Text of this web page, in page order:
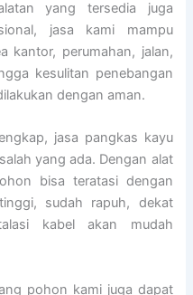
yang tersedia juga
jasa kami mampu
kantor, perumahan, jalan,
kesulitan penebangan
dengan aman.
jasa pangkas kayu
yang ada. Dengan alat
bisa teratasi dengan
sudah rapuh, dekat
kabel akan mudah
pohon kami juga dapat